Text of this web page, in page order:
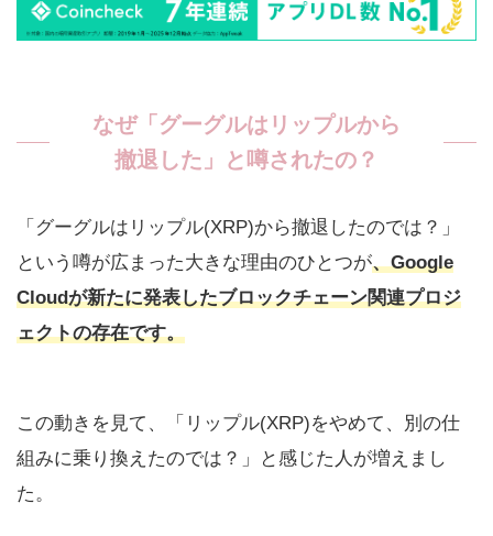
なぜ「グーグルはリップルから
撤退した」と噂されたの？
「グーグルはリップル(XRP)から撤退したのでは？」
という噂が広まった大きな理由のひとつが、Google
Cloudが新たに発表したブロックチェーン関連プロジ
ェクトの存在です。
この動きを見て、「リップル(XRP)をやめて、別の仕
組みに乗り換えたのでは？」と感じた人が増えまし
た。